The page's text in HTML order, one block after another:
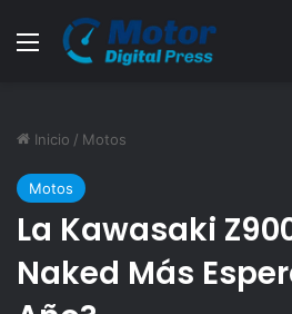
Menú
Inicio / Motos
Motos
La Kawasaki
Naked Más